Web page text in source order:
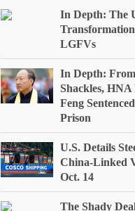
In Depth: The
LGFVs
In Depth:
Shackles,
Feng
Prison
U.S. Details
China-Linked
Oct. 14
The Shady